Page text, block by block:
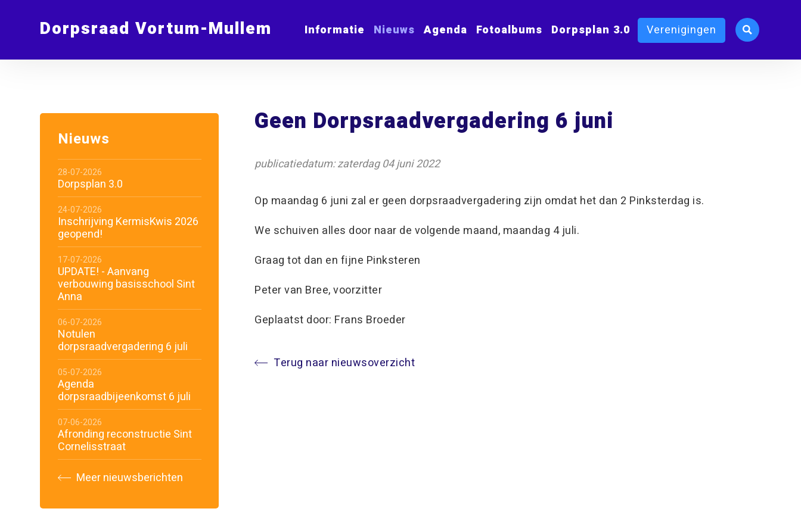
Dorpsraad Vortum-Mullem Informatie Nieuws Agenda Fotoalbums Dorpsplan 3.0 Verenigingen
Geen Dorpsraadvergadering 6 juni
publicatiedatum: zaterdag 04 juni 2022
Op maandag 6 juni zal er geen dorpsraadvergadering zijn omdat het dan 2 Pinksterdag is.
We schuiven alles door naar de volgende maand, maandag 4 juli.
Graag tot dan en fijne Pinksteren
Peter van Bree, voorzitter
Geplaatst door: Frans Broeder
Terug naar nieuwsoverzicht
Nieuws
28-07-2026
Dorpsplan 3.0
24-07-2026
Inschrijving KermisKwis 2026
geopend!
17-07-2026
UPDATE! - Aanvang
verbouwing basisschool Sint
Anna
06-07-2026
Notulen
dorpsraadvergadering 6 juli
05-07-2026
Agenda
dorpsraadbijeenkomst 6 juli
07-06-2026
Afronding reconstructie Sint
Cornelisstraat
Meer nieuwsberichten